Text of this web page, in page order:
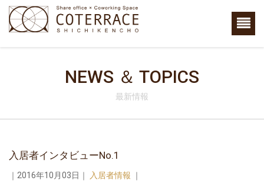
NEWS ＆ TOPICS
最新情報
入居者インタビューNo.1
｜2016年10月03日｜ 入居者情報 ｜